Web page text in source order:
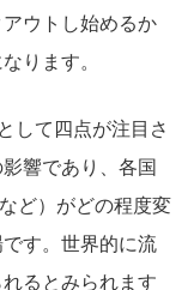
ウトし始めるか
ります。
して四点が注目さ
響であり、各国
ど）がどの程度変
す。世界的に流
るとみられます